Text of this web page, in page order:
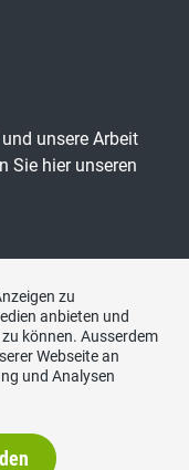
unsere Arbeit
Sie hier unseren
zu
anbieten und
können. Ausserdem
Webseite an
und Analysen